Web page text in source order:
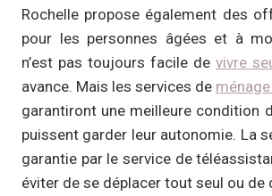
Rochelle propose également des
pour les personnes âgées et à
n’est pas toujours facile de vivre
avance. Mais les services de
garantiront une meilleure condition
puissent garder leur autonomie. La
garantie par le service de
éviter de se déplacer tout seul ou